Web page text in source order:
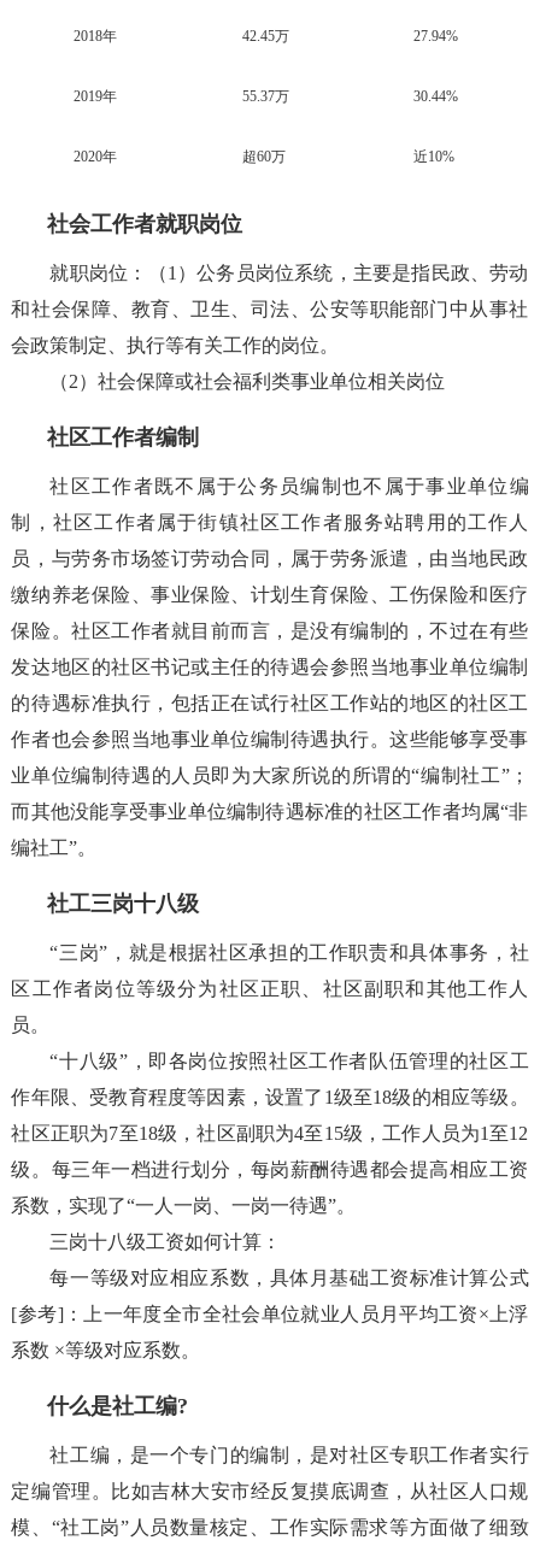
2018年 42.45万 27.94%
2019年 55.37万 30.44%
2020年 超60万 近10%
社会工作者就职岗位
就职岗位：（1）公务员岗位系统，主要是指民政、劳动
和社会保障、教育、卫生、司法、公安等职能部门中从事社
会政策制定、执行等有关工作的岗位。
（2）社会保障或社会福利类事业单位相关岗位
社区工作者编制
社区工作者既不属于公务员编制也不属于事业单位编
制，社区工作者属于街镇社区工作者服务站聘用的工作人
员，与劳务市场签订劳动合同，属于劳务派遣，由当地民政
缴纳养老保险、事业保险、计划生育保险、工伤保险和医疗
保险。社区工作者就目前而言，是没有编制的，不过在有些
发达地区的社区书记或主任的待遇会参照当地事业单位编制
的待遇标准执行，包括正在试行社区工作站的地区的社区工
作者也会参照当地事业单位编制待遇执行。这些能够享受事
业单位编制待遇的人员即为大家所说的所谓的“编制社工”；
而其他没能享受事业单位编制待遇标准的社区工作者均属“非
编社工”。
社工三岗十八级
“三岗”，就是根据社区承担的工作职责和具体事务，社
区工作者岗位等级分为社区正职、社区副职和其他工作人
员。
“十八级”，即各岗位按照社区工作者队伍管理的社区工
作年限、受教育程度等因素，设置了1级至18级的相应等级。
社区正职为7至18级，社区副职为4至15级，工作人员为1至12
级。每三年一档进行划分，每岗薪酬待遇都会提高相应工资
系数，实现了“一人一岗、一岗一待遇”。
三岗十八级工资如何计算：
每一等级对应相应系数，具体月基础工资标准计算公式
[参考]：上一年度全市全社会单位就业人员月平均工资×上浮
系数 ×等级对应系数。
什么是社工编?
社工编，是一个专门的编制，是对社区专职工作者实行
定编管理。比如吉林大安市经反复摸底调查，从社区人口规
模、“社工岗”人员数量核定、工作实际需求等方面做了细致